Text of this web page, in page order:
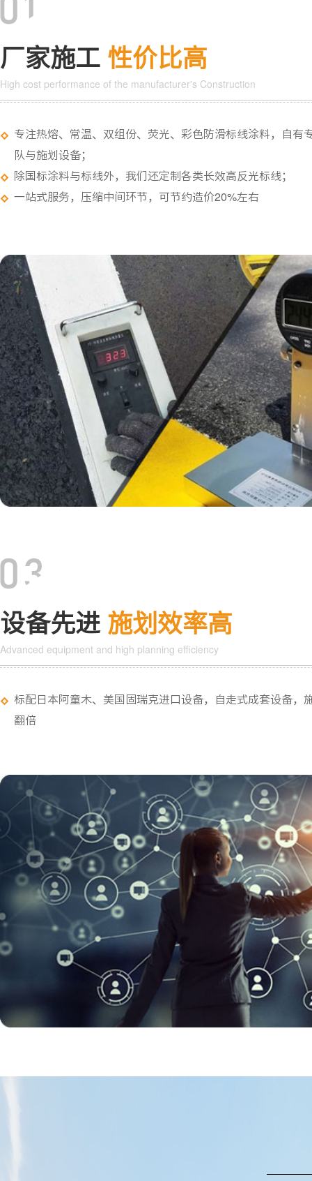
厂家施工 性价比高
High cost performance of the manufacturer's Construction
专注热熔、常温、双组份、荧光、彩色防滑标线涂料，自有
队与施划设备；
除国标涂料与标线外，我们还定制各类长效高反光标线；
一站式服务，压缩中间环节，可节约造价20%左右
设备先进 施划效率高
Advanced equipment and high planning efficiency
标配日本阿童木、美国固瑞克进口设备，自走式成套设备，
翻倍